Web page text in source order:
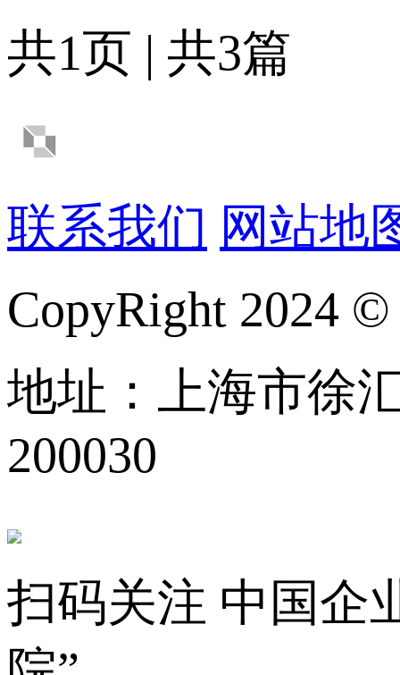
共1页 | 共3篇
联系我们 网站地
CopyRight 2024
地址：上海市徐
200030
扫码关注 中国企